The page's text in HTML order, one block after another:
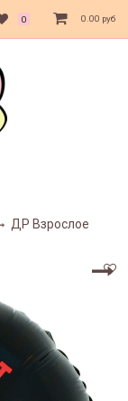
0 0.00 руб
ДР Взрослое